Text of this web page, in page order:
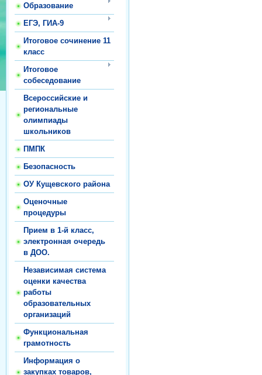
Образование
ЕГЭ, ГИА-9
Итоговое сочинение 11
класс
Итоговое
собеседование
Всероссийские и
региональные
олимпиады
школьников
ПМПК
Безопасность
ОУ Кущевского района
Оценочные
процедуры
Прием в 1-й класс,
электронная очередь
в ДОО.
Независимая система
оценки качества
работы
образовательных
организаций
Функциональная
грамотность
Информация о
закупках товаров,